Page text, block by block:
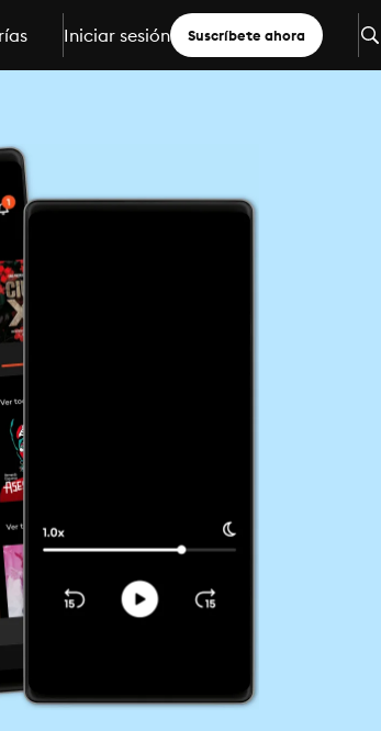
Iniciar sesión Suscríbete ahora